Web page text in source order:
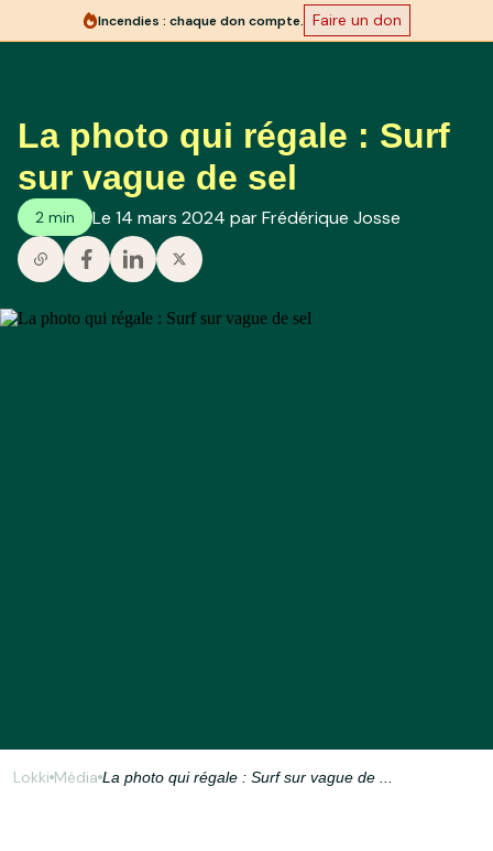
Incendies : chaque don compte. Faire un don
La photo qui régale : Surf
sur vague de sel
2 min Le 14 mars 2024 par Frédérique Josse
Lokki Média La photo qui régale : Surf sur vague de ...